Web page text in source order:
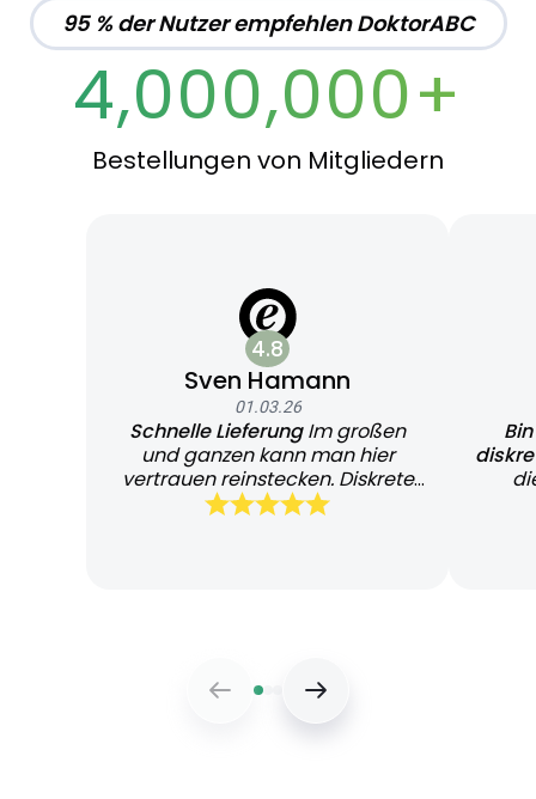
95 % der Nutzer empfehlen DoktorABC
4,000,000+
Bestellungen von Mitgliedern
4.8
Sven Hamann
01.03.26
Schnelle LieferungIm großen
und ganzen kann man hier
vertrauen reinstecken. Diskrete
und schnelle Lieferung